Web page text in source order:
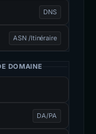
DNS
ASN /Itinéraire
DOMAINE
DA/PA